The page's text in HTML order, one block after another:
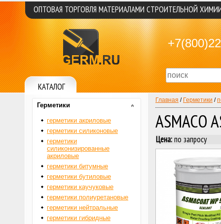
Главная / Герметики /
ASMACO
Цена:по запросу
Герметики
герметики акриловые
герметики силиконовые
герметики
силиконизированные
акриловые
герметики битумные
герметики бутиловые
герметики каучуковые
герметики полиуретановые
герметики нейтральные
герметики гибридные
ОПТОВАЯ ТОРГОВЛЯ МАТЕРИАЛАМИ СТРОИТЕЛЬНОЙ
КАТАЛОГ